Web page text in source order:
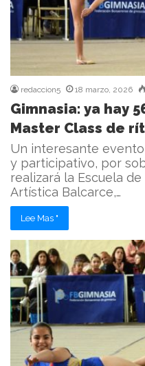
redaccion5 18 marzo, 2026
Gimnasia: ya hay
Master Class de
Un interesante
y participativo, por
realizará la Escuela
Artística Balcarce,…
Lee Mas "